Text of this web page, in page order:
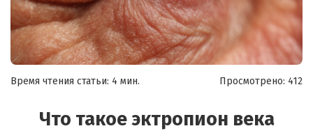
Время чтения статьи: 4 мин. Просмотрено: 412
Что такое эктропион века